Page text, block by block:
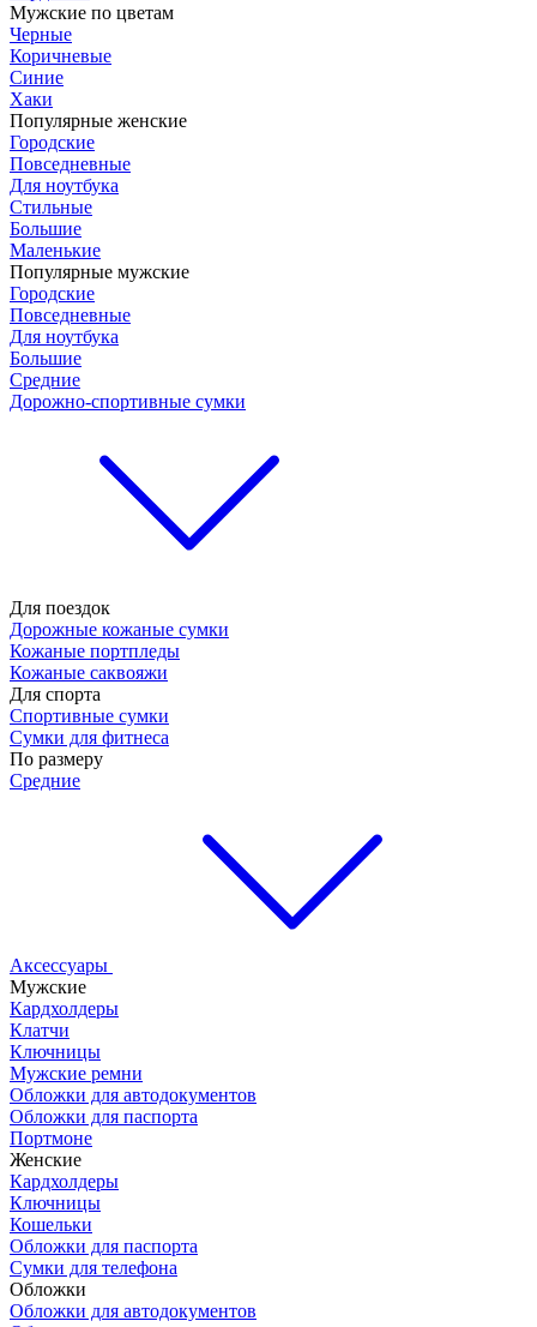
Мужские по цветам
Черные
Коричневые
Синие
Хаки
Популярные женские
Городские
Повседневные
Для ноутбука
Стильные
Большие
Маленькие
Популярные мужские
Городские
Повседневные
Для ноутбука
Большие
Средние
Дорожно-спортивные сумки
Для поездок
Дорожные кожаные сумки
Кожаные портпледы
Кожаные саквояжи
Для спорта
Спортивные сумки
Сумки для фитнеса
По размеру
Средние
Аксессуары
Мужские
Кардхолдеры
Клатчи
Ключницы
Мужские ремни
Обложки для автодокументов
Обложки для паспорта
Портмоне
Женские
Кардхолдеры
Ключницы
Кошельки
Обложки для паспорта
Сумки для телефона
Обложки
Обложки для автодокументов